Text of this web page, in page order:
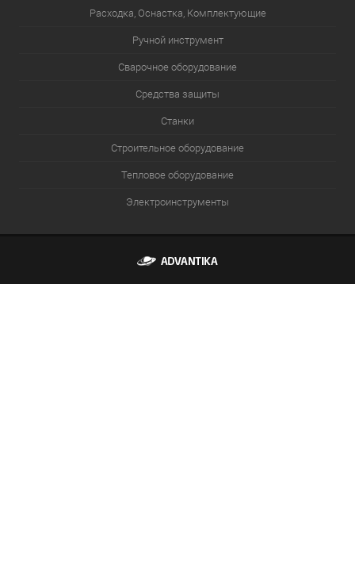
Расходка, Оснастка, Комплектующие
Ручной инструмент
Сварочное оборудование
Средства защиты
Станки
Строительное оборудование
Тепловое оборудование
Электроинструменты